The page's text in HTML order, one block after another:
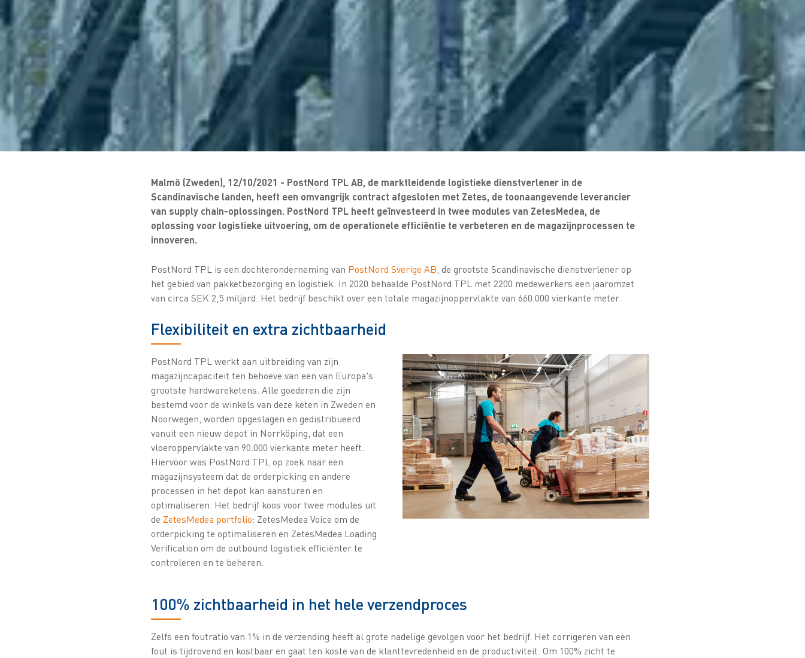
Malmö (Zweden), 12/10/2021 - PostNord TPL AB, de marktleidende logistieke dienstverlener in de
Scandinavische landen, heeft een omvangrijk contract afgesloten met Zetes, de toonaangevende leverancier
van supply chain-oplossingen. PostNord TPL heeft geïnvesteerd in twee modules van ZetesMedea, de
oplossing voor logistieke uitvoering, om de operationele efficiëntie te verbeteren en de magazijnprocessen te
innoveren.
PostNord TPL is een dochteronderneming van PostNord Sverige AB, de grootste Scandinavische dienstverlener op
het gebied van pakketbezorging en logistiek. In 2020 behaalde PostNord TPL met 2200 medewerkers een jaaromzet
van circa SEK 2,5 miljard. Het bedrijf beschikt over een totale magazijnoppervlakte van 660.000 vierkante meter.
Flexibiliteit en extra zichtbaarheid
PostNord TPL werkt aan uitbreiding van zijn
magazijncapaciteit ten behoeve van een van Europa's
grootste hardwareketens. Alle goederen die zijn
bestemd voor de winkels van deze keten in Zweden en
Noorwegen, worden opgeslagen en gedistribueerd
vanuit een nieuw depot in Norrköping, dat een
vloeroppervlakte van 90.000 vierkante meter heeft.
Hiervoor was PostNord TPL op zoek naar een
magazijnsysteem dat de orderpicking en andere
processen in het depot kan aansturen en
optimaliseren. Het bedrijf koos voor twee modules uit
de ZetesMedea portfolio: ZetesMedea Voice om de
orderpicking te optimaliseren en ZetesMedea Loading
Verification om de outbound logistiek efficiënter te
controleren en te beheren.
100% zichtbaarheid in het hele verzendproces
Zelfs een foutratio van 1% in de verzending heeft al grote nadelige gevolgen voor het bedrijf. Het corrigeren van een
fout is tijdrovend en kostbaar en gaat ten koste van de klanttevredenheid en de productiviteit. Om 100% zicht te